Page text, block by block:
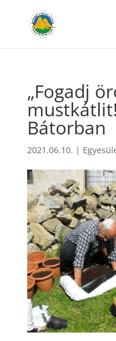
„Fogadj
Bátorban
2021.06.10. |